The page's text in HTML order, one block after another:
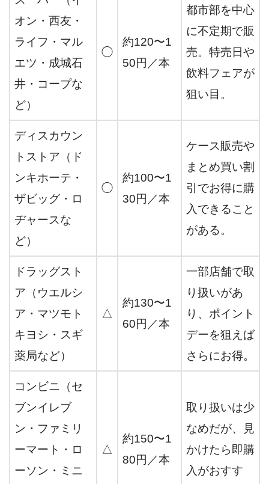
オン・西友・
ライフ・マル
エツ・成城石
井・コープな
ど）
◯
約120〜1
50円／本
都市部を中心
に不定期で販
売。特売日や
飲料フェアが
狙い目。
ディスカウン
トストア（ド
ンキホーテ・
ザビッグ・ロ
ヂャースな
ど）
◯
約100〜1
30円／本
ケース販売や
まとめ買い割
引でお得に購
入できること
がある。
ドラッグスト
ア（ウエルシ
ア・マツモト
キヨシ・スギ
薬局など）
△
約130〜1
60円／本
一部店舗で取
り扱いがあ
り、ポイント
デーを狙えば
さらにお得。
コンビニ（セ
ブンイレブ
ン・ファミリ
ーマート・ロ
ーソン・ミニ
△
約150〜1
80円／本
取り扱いは少
なめだが、見
かけたら即購
入がおすす